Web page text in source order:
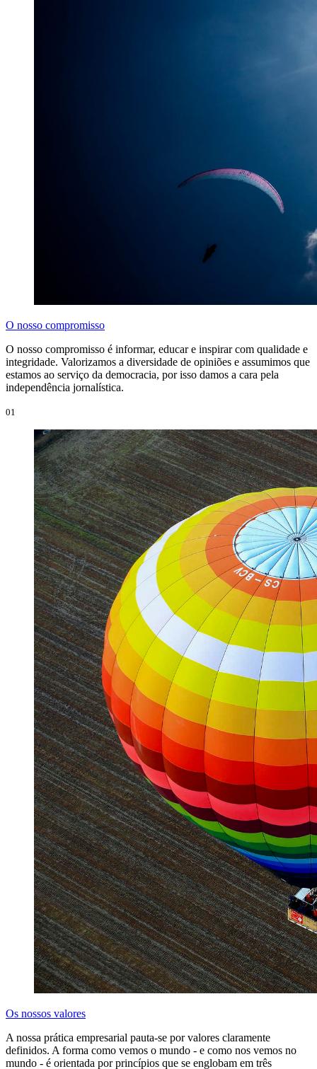
O nosso compromisso
O nosso compromisso é informar, educar e inspirar com qualidade e
integridade. Valorizamos a diversidade de opiniões e assumimos que
estamos ao serviço da democracia, por isso damos a cara pela
independência jornalística.
01
Os nossos valores
A nossa prática empresarial pauta-se por valores claramente
definidos. A forma como vemos o mundo - e como nos vemos no
mundo - é orientada por princípios que se englobam em três